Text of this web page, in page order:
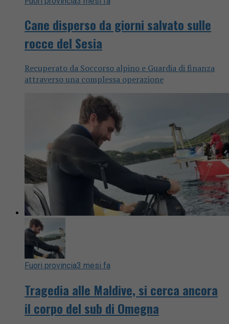
Cane disperso da giorni salvato sulle
rocce del Sesia
Recuperato da Soccorso alpino e Guardia di finanza
attraverso una complessa operazione
Fuori provincia3 mesi fa
Tragedia alle Maldive, si cerca ancora
il corpo del sub di Omegna